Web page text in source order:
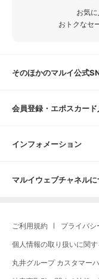
お気
おトクなセ
そのほかのマルイ公式
会員登録・エポスカード
インフォメーション
マルイウェブチャネルに
ご利用規約 プライバシ
個人情報の取り扱いに関
丸井グループ カスタマー